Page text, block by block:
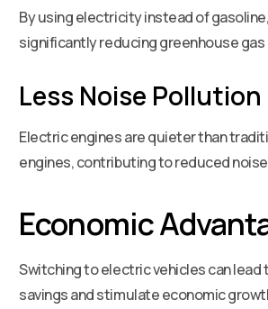
By using electricity instead of gasoline,
significantly reducing greenhouse
Less Noise Pollution
Electric engines are quieter than
engines, contributing to reduced
Economic
Switching to electric vehicles can lead
savings and stimulate economic